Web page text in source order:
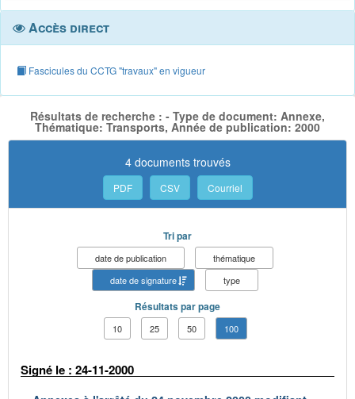
Accès direct
Fascicules du CCTG "travaux" en vigueur
Résultats de recherche : - Type de document: Annexe,
Thématique: Transports, Année de publication: 2000
4 documents trouvés
PDF CSV Courriel
Tri par
date de publication
thématique
date de signature
type
Résultats par page
10 25 50 100
Signé le : 24-11-2000